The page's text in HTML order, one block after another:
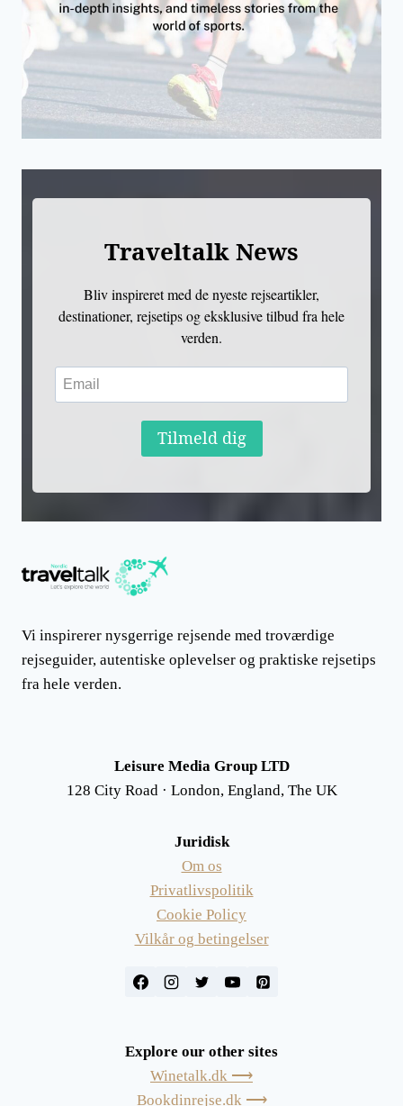
Traveltalk News
Bliv inspireret med de nyeste rejseartikler,
destinationer, rejsetips og eksklusive tilbud fra hele
verden.
Tilmeld dig
Vi inspirerer nysgerrige rejsende med troværdige
rejseguider, autentiske oplevelser og praktiske rejsetips
fra hele verden.
Leisure Media Group LTD
128 City Road · London, England, The UK
Juridisk
Om os
Privatlivspolitik
Cookie Policy
Vilkår og betingelser
Explore our other sites
Winetalk.dk ⟶
Bookdinrejse.dk ⟶